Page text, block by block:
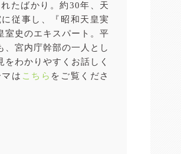
たばかり。約30年、天
従事し、『昭和天皇実
室史のエキスパート。平
、宮内庁幹部の一人とし
わかりやすくお話しく
は こちら をご覧くださ